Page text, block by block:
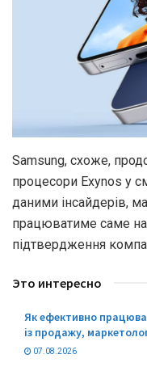
Samsung, схоже,
процесори Exynos у
даними інсайдерів,
працюватиме саме на
підтвердження
Это интересно
Як ефективно
із продажу,
07.08.2026